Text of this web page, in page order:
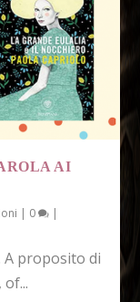
AI
| 0 |
A proposito di